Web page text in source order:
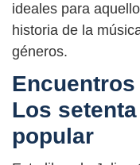
ideales para
historia de la
géneros.
Los
popular